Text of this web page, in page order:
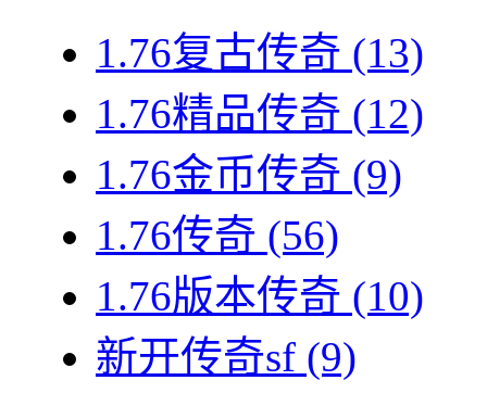
1.76复古传奇 (13)
1.76精品传奇 (12)
1.76金币传奇 (9)
1.76传奇 (56)
1.76版本传奇 (10)
新开传奇sf (9)